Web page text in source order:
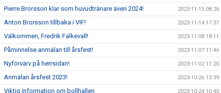
Pierre Brorsson klar som huvudtränare även 2024! 2023-11-15 08:26
Anton Brorsson tillbaka i VIF! 2023-11-14 17:37
Välkommen, Fredrik Falkevall! 2023-11-08 18:11
Påminnelse anmälan till årsfest! 2023-11-07 11:46
Nyförvärv på herrsidan! 2023-11-02 11:20
Anmälan årsfest 2023! 2023-10-26 13:39
Viktig information om bollhallen 2023-10-24 10:40